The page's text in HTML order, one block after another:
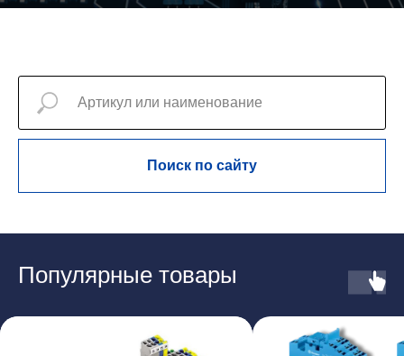
Поиск по сайту
Популярные товары